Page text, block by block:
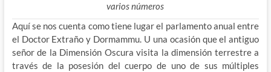
varios números
Aquí se nos cuenta como tiene lugar el parlamento anual entre
el Doctor Extraño y Dormammu. U una ocasión que el antiguo
señor de la Dimensión Oscura visita la dimensión terrestre a
través de la posesión del cuerpo de uno de sus múltiples